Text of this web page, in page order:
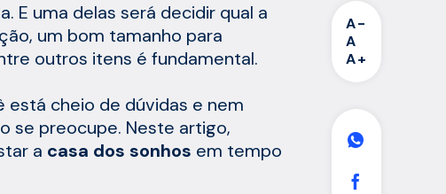
E uma delas será decidir qual a
um bom tamanho para
outros itens é fundamental.
está cheio de dúvidas e nem
se preocupe. Neste artigo,
a casa dos sonhos em tempo
A-
A
A+